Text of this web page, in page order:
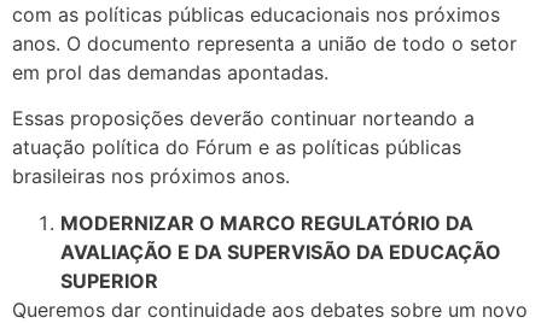
com as políticas públicas educacionais nos próximos
anos. O documento representa a união de todo o setor
em prol das demandas apontadas.
Essas proposições deverão continuar norteando a
atuação política do Fórum e as políticas públicas
brasileiras nos próximos anos.
MODERNIZAR O MARCO REGULATÓRIO DA
AVALIAÇÃO E DA SUPERVISÃO DA EDUCAÇÃO
SUPERIOR
Queremos dar continuidade aos debates sobre um novo